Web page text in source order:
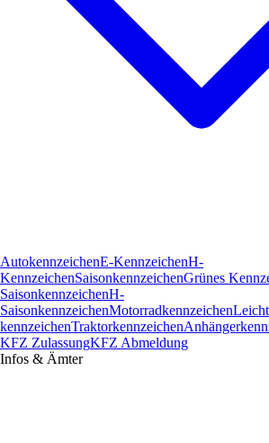
AutokennzeichenE-KennzeichenH-
KennzeichenSaisonkennzeichenGrünes
SaisonkennzeichenH-
SaisonkennzeichenMotorradkennzeichen
kennzeichenTraktorkennzeichen
KFZ ZulassungKFZ Abmeldung
Infos & Ämter